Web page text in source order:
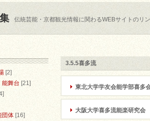
伝統芸能・京都観光情報に関わるWEBサイトのリ
3.5.5喜多流
東北大学学友会能学部喜多
大阪大学喜多流能楽研究会
[2]
能舞台 [21]
団体 [16]